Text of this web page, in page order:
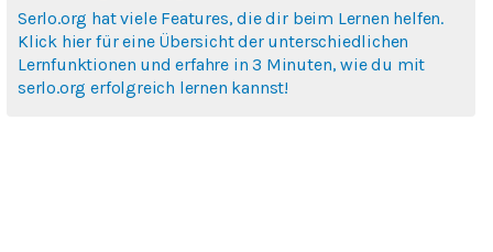
Serlo.org hat viele Features, die dir beim Lernen helfen.
Klick hier für eine Übersicht der unterschiedlichen
Lernfunktionen und erfahre in 3 Minuten, wie du mit
serlo.org erfolgreich lernen kannst!